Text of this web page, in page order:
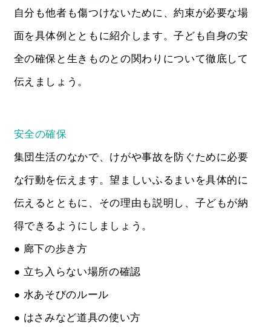
自分も他者も傷つけないために、約束が必要な場
面を具体例とともに紹介します。子ども自身の安
全の確保と生きものとの関わりについて徹底して
伝えましょう。
安全の確保
集団生活のなかで、けがや事故を防ぐために必要
な行動を伝えます。望ましいふるまいを具体的に
伝えるとともに、その理由も説明し、子どもが納
得できるようにしましょう。
● 廊下の歩き方
● 立ち入らない場所の確認
● 水あそびのルール
● はさみなど道具の使い方